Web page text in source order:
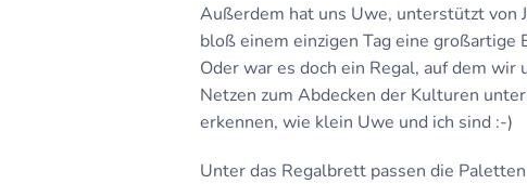
Außerdem hat uns Uwe, unterstützt von
bloß einem einzigen Tag eine großartige
Oder war es doch ein Regal, auf dem
Netzen zum Abdecken der Kulturen
erkennen, wie klein Uwe und ich sind :-)
Unter das Regalbrett passen die